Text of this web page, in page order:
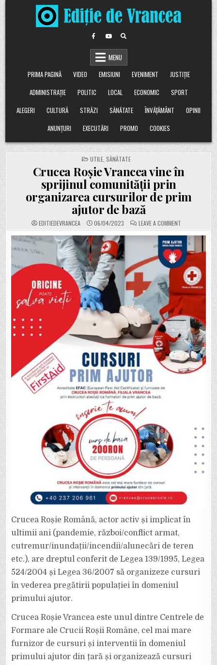
Skip
to
content
MENU
PRIMA PAGINĂ
VIDEO EMISIUNI EVENIMENT
JUSTIȚIE
ADMINISTRAȚIE
POLITIC LOCAL ECONOMIC
SPORT
ALEGERI
CULTURĂ STRĂZI SĂNĂTATE ÎNVĂȚĂMÂNT
OPINII
ANUNȚURI
EXECUTĂRI PROMO COOKIES
POSTED
IN
UTILE, SĂNĂTATE
Crucea Roșie Vrancea vine în
sprijinul comunității prin
organizarea cursurilor de prim
ajutor de bază
EDITIEDEVRANCEA 06/04/2023 LEAVE A COMMENTON
CRUCEA
ROȘIE
VRANCEA
VINE
ÎN
SPRIJINUL
COMUNITĂȚII
PRIN
ORGANIZAREA
CURSURILOR
DE
PRIM
AJUTOR
DE
BAZĂ
Crucea Roșie Română, actor activ și implicat în
ultimii ani (pandemie, război/conflict armat,
cutremur/inundații/incendii/alunecări de teren
etc.), are dreptul conferit de Legea 139/1995, Legea
524/2004 și Legea 36/2007 să organizeze cursuri
în vederea pregătirii populației în domeniul
primului ajutor.
Crucea Roșie Vrancea este unul dintre Centrele de
Formare ale Crucii Roșii Române, cel mai mare
furnizor de cursuri și interventii în domeniul
primului ajutor din țară și organizează cursuri